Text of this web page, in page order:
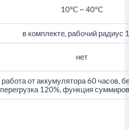
10°C ~ 40°C
в комплекте, рабочий радиус
нет
работа от аккумулятора 60 часов,
перегрузка 120%, функция